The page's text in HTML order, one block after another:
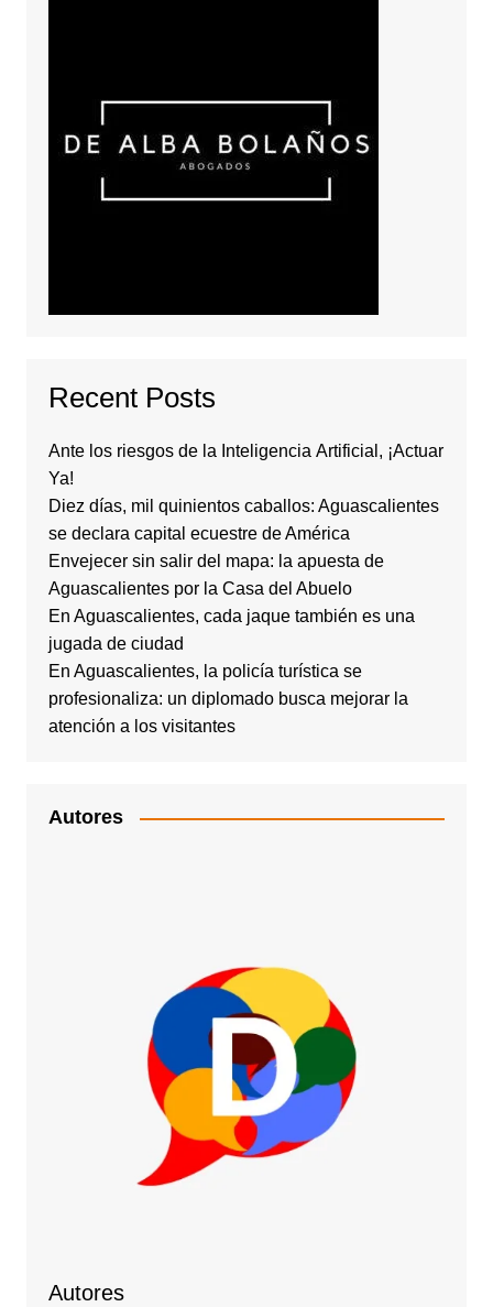
Recent Posts
Ante los riesgos de la Inteligencia Artificial, ¡Actuar
Ya!
Diez días, mil quinientos caballos: Aguascalientes
se declara capital ecuestre de América
Envejecer sin salir del mapa: la apuesta de
Aguascalientes por la Casa del Abuelo
En Aguascalientes, cada jaque también es una
jugada de ciudad
En Aguascalientes, la policía turística se
profesionaliza: un diplomado busca mejorar la
atención a los visitantes
Autores
Autores